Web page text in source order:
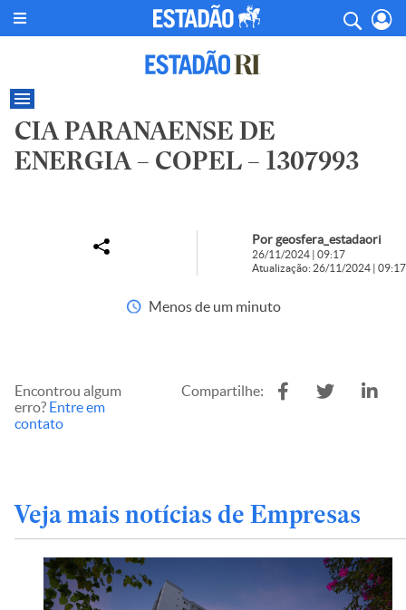
CIA PARANAENSE DE
ENERGIA – COPEL – 1307993
Por geosfera_estadaori
26/11/2024 | 09:17
Atualização: 26/11/2024 | 09:17
Menos de um minuto
Encontrou algum
erro? Entre em
contato
Compartilhe:
Veja mais notícias de Empresas